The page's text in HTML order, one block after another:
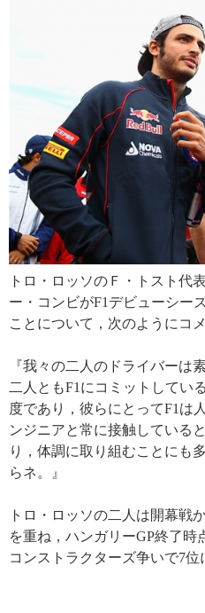
トロ・ロッソのＦ・トスト代
ー・コンビがF1デビューシー
ことについて，次のようにコ
『我々の二人のドライバーは
二人ともF1にコミットしてい
度であり，彼らにとってF1は
ンジニアと常に接触している
り，体調に取り組むことにも
らネ。』
トロ・ロッソの二人は開幕戦
を重ね，ハンガリーGP終了時
コンストラクターズ争いで7位